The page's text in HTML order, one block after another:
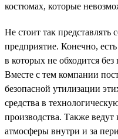
костюмах, которые
Не стоит так
предприятие. Конечно,
в которых не обходится
Вместе с тем компании
безопасной утилизации
средства в
производства. Также
атмосферы внутри и за